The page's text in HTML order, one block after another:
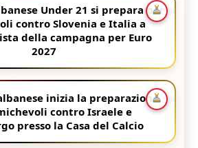
Under 21 si prepara per
contro Slovenia e Italia a
della campagna per Euro
2027
inizia la preparazione
contro Israele e
presso la Casa del Calcio